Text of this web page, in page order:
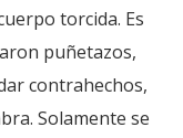
torcida. Es
puñetazos,
contrahechos,
Solamente se